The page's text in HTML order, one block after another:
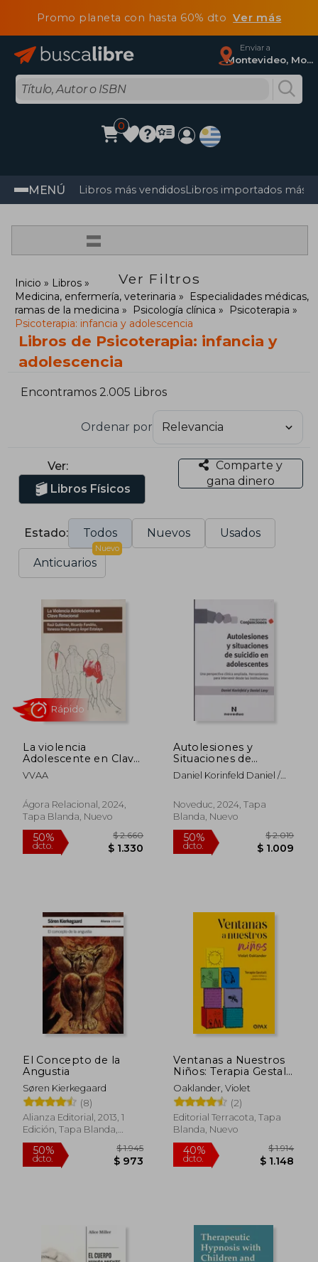
Promo planeta con hasta 60% dtoVer más
Enviar a
Montevideo, Montevideo
0
MENÚ Libros más vendidosLibros importados más
=
Ver Filtros
Inicio
Libros
Medicina, enfermería, veterinaria
Especialidades médicas,
ramas de la medicina
Psicología clínica
Psicoterapia
Psicoterapia: infancia y adolescencia
Libros de Psicoterapia: infancia y
adolescencia
Encontramos 2.005 Libros
Ordenar por
Ver:
Libros Físicos
Comparte y
gana dinero
Estado: Todos Nuevos Usados
Anticuarios
Nuevo
La violencia
Adolescente en Clave
Relacional
VVAA
Ágora Relacional, 2024,
Tapa Blanda, Nuevo
50%
dcto.
Autolesiones y
Situaciones de
Suicidio en
Adolescentes
Daniel Korinfeld Daniel /
Noveduc, 2024, Tapa
Blanda, Nuevo
50%
dcto.
El Concepto de la
Angustia
Søren Kierkegaard
(8)
Alianza Editorial, 2013, 1
Edición, Tapa Blanda,
Nuevo
Ventanas a Nuestros
Niños: Terapia Gestalt
Para Niños Y
Adolescentes
Oaklander, Violet
(2)
Editorial Terracota, Tapa
Blanda, Nuevo